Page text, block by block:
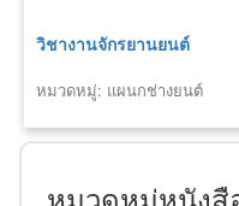
วิชางานจักรยานยนต์
หมวดหมู่: แผนกช่างยนต์